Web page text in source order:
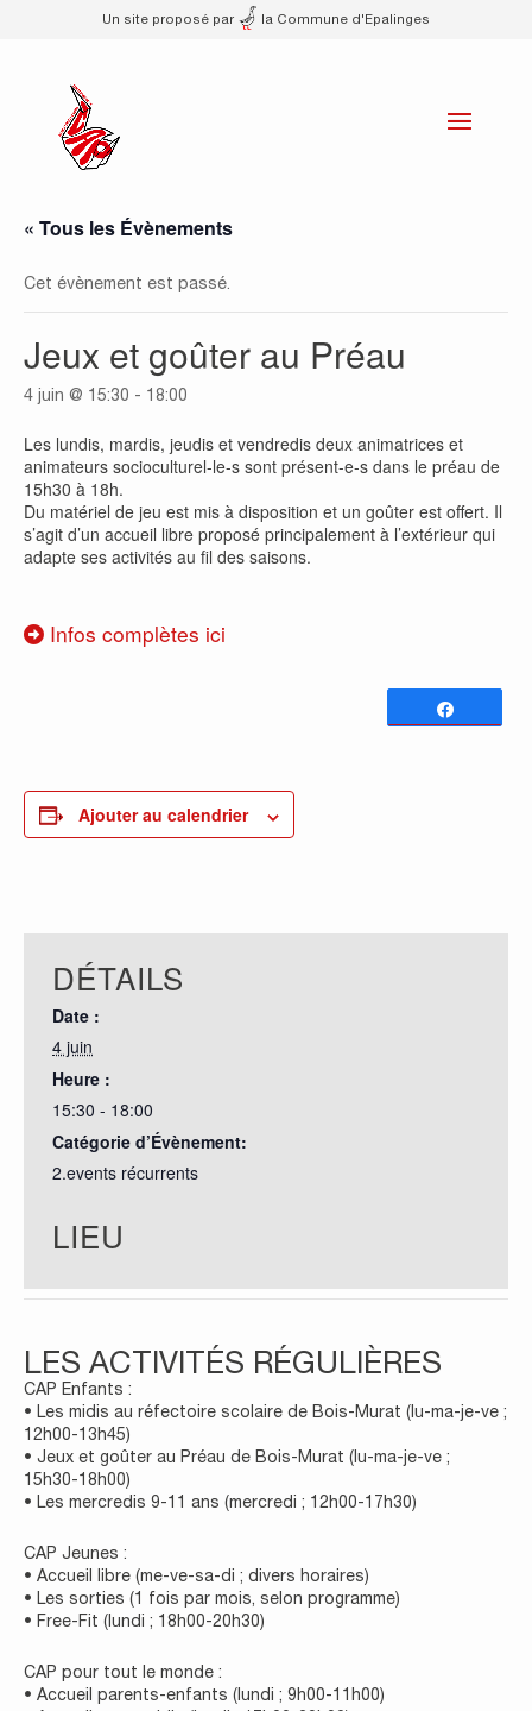
Un site proposé par la Commune d'Epalinges
« Tous les Évènements
Cet évènement est passé.
Jeux et goûter au Préau
4 juin @ 15:30 - 18:00
Les lundis, mardis, jeudis et vendredis deux animatrices et
animateurs socioculturel-le-s sont présent-e-s dans le préau de
15h30 à 18h.
Du matériel de jeu est mis à disposition et un goûter est offert. Il
s’agit d’un accueil libre proposé principalement à l’extérieur qui
adapte ses activités au fil des saisons.
Infos complètes ici
Ajouter au calendrier
DÉTAILS
Date :
4 juin
Heure :
15:30 - 18:00
Catégorie d’Évènement:
2.events récurrents
LIEU
LES ACTIVITÉS RÉGULIÈRES
CAP Enfants :
• Les midis au réfectoire scolaire de Bois-Murat (lu-ma-je-ve ;
12h00-13h45)
• Jeux et goûter au Préau de Bois-Murat (lu-ma-je-ve ;
15h30-18h00)
• Les mercredis 9-11 ans (mercredi ; 12h00-17h30)
CAP Jeunes :
• Accueil libre (me-ve-sa-di ; divers horaires)
• Les sorties (1 fois par mois, selon programme)
• Free-Fit (lundi ; 18h00-20h30)
CAP pour tout le monde :
• Accueil parents-enfants (lundi ; 9h00-11h00)